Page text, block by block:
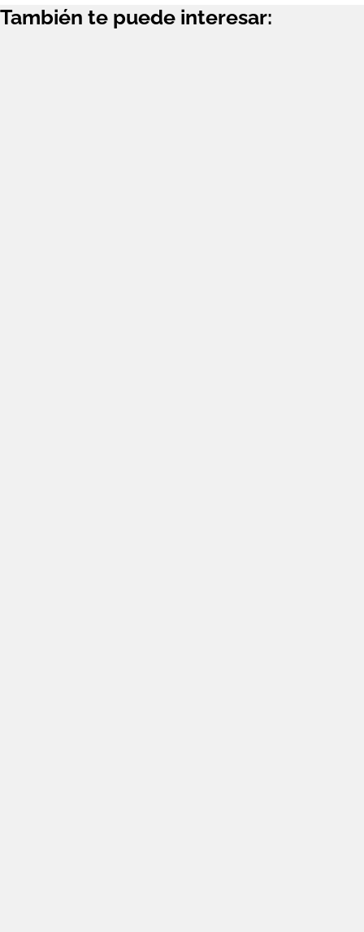
También te puede interesar: